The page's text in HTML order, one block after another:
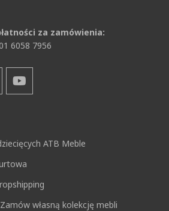
za zamówienia:
6058 7956
ATB Meble
własną kolekcję mebli